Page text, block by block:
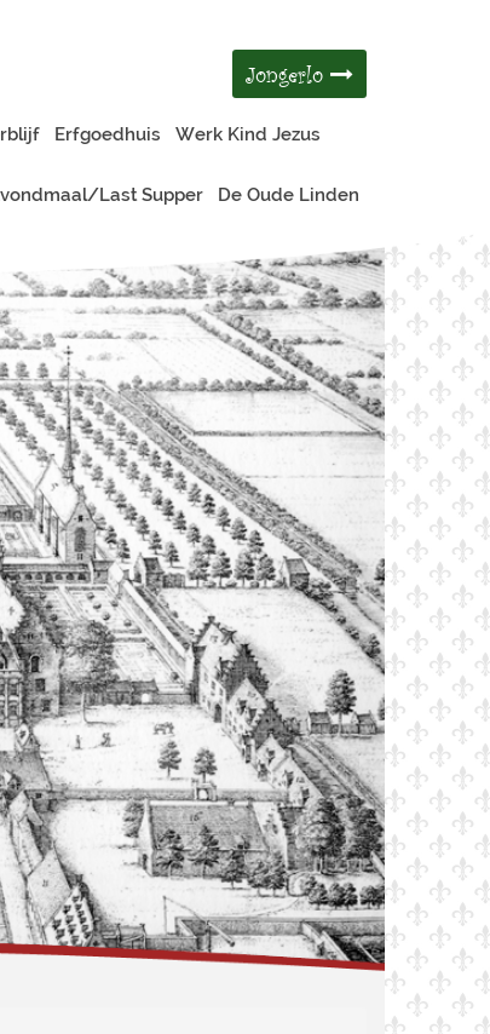
Jongerlo
Erfgoedhuis Werk Kind Jezus
Last Supper De Oude Linden